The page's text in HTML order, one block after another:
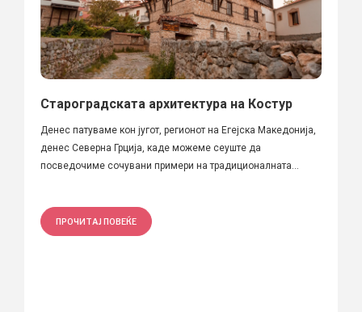
Староградската архитектура на Костур
Денес патуваме кон југот, регионот на Егејска Македонија,
денес Северна Грција, каде можеме сеуште да
посведочиме сочувани примери на традиционалната...
ПРОЧИТАЈ ПОВЕЌЕ